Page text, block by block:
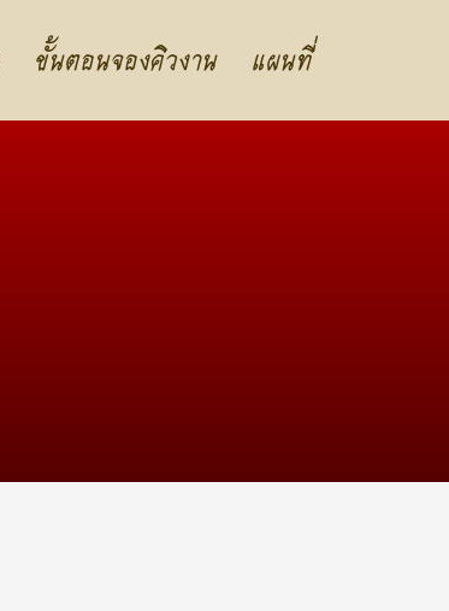
ขั้นตอนจองคิวงาน แผนที่